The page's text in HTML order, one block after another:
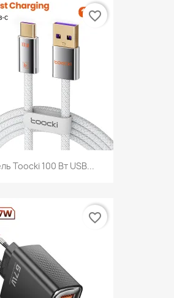
Toocki 100 Вт USB...
favorite_border
favorite_border